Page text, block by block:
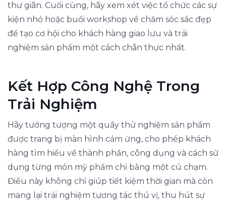
thư giãn. Cuối cùng, hãy xem xét việc tổ chức các sự
kiện nhỏ hoặc buổi workshop về chăm sóc sắc đẹp
để tạo cơ hội cho khách hàng giao lưu và trải
nghiệm sản phẩm một cách chân thực nhất.
Kết Hợp Công Nghệ Trong
Trải Nghiệm
Hãy tưởng tượng một quầy thử nghiệm sản phẩm
được trang bị màn hình cảm ứng, cho phép khách
hàng tìm hiểu về thành phần, công dụng và cách sử
dụng từng món mỹ phẩm chỉ bằng một cú chạm.
Điều này không chỉ giúp tiết kiệm thời gian mà còn
mang lại trải nghiệm tương tác thú vị, thu hút sự